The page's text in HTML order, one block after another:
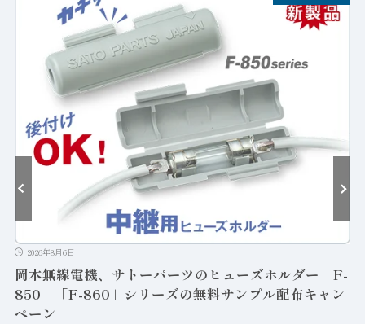
2026年8月6日
岡本無線電機、サトーパーツのヒューズホルダー「F-
850」「F-860」シリーズの無料サンプル配布キャン
ペーン